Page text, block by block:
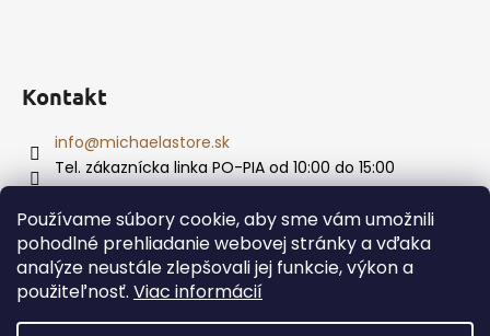
Používame súbory cookie, aby sme vám umožnili
pohodlné prehliadanie webovej stránky a vďaka
analýze neustále zlepšovali jej funkcie, výkon a
použiteľnosť. Viac informácií
Kontakt
info@michaelastore.sk
Tel. zákaznícka linka PO-PIA od 10:00 do 15:00
+421 915 874 469
Vytvoril Shoptet